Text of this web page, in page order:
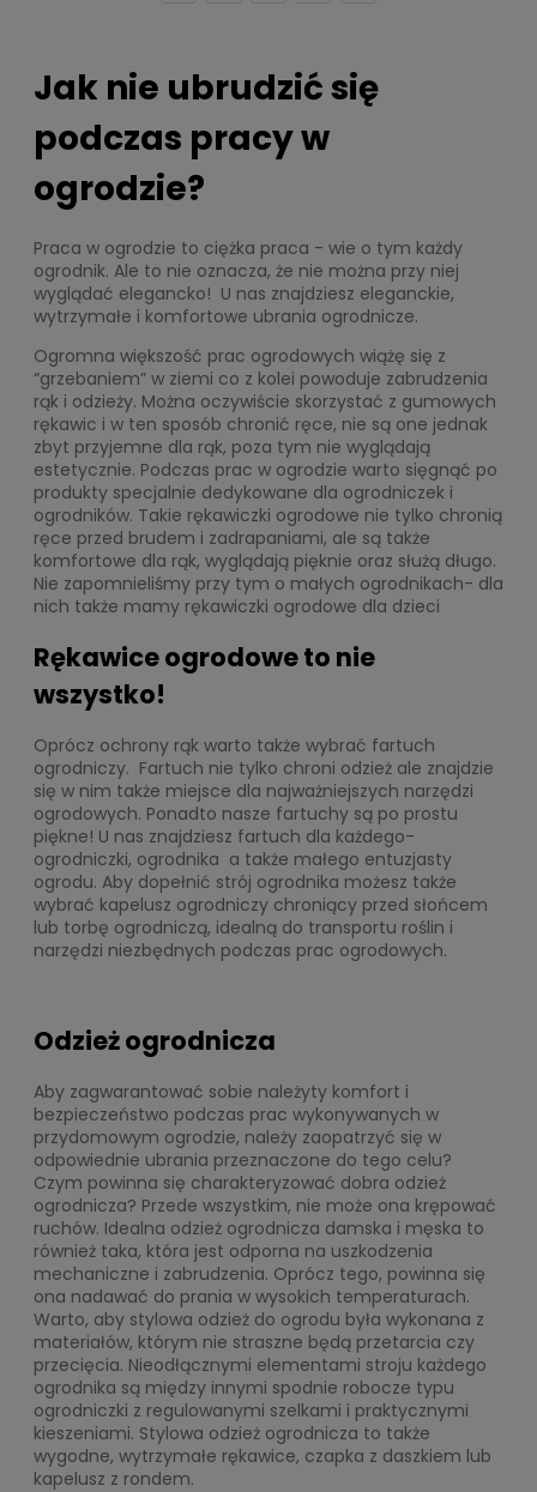
Jak nie ubrudzić się
podczas pracy w
ogrodzie?
Praca w ogrodzie to ciężka praca - wie o tym każdy
ogrodnik. Ale to nie oznacza, że nie można przy niej
wyglądać elegancko! U nas znajdziesz eleganckie,
wytrzymałe i komfortowe ubrania ogrodnicze.
Ogromna większość prac ogrodowych wiążę się z
“grzebaniem” w ziemi co z kolei powoduje zabrudzenia
rąk i odzieży. Można oczywiście skorzystać z gumowych
rękawic i w ten sposób chronić ręce, nie są one jednak
zbyt przyjemne dla rąk, poza tym nie wyglądają
estetycznie. Podczas prac w ogrodzie warto sięgnąć po
produkty specjalnie dedykowane dla ogrodniczek i
ogrodników. Takie rękawiczki ogrodowe nie tylko chronią
ręce przed brudem i zadrapaniami, ale są także
komfortowe dla rąk, wyglądają pięknie oraz służą długo.
Nie zapomnieliśmy przy tym o małych ogrodnikach- dla
nich także mamy rękawiczki ogrodowe dla dzieci
Rękawice ogrodowe to nie
wszystko!
Oprócz ochrony rąk warto także wybrać fartuch
ogrodniczy. Fartuch nie tylko chroni odzież ale znajdzie
się w nim także miejsce dla najważniejszych narzędzi
ogrodowych. Ponadto nasze fartuchy są po prostu
piękne! U nas znajdziesz fartuch dla każdego-
ogrodniczki, ogrodnika a także małego entuzjasty
ogrodu. Aby dopełnić strój ogrodnika możesz także
wybrać kapelusz ogrodniczy chroniący przed słońcem
lub torbę ogrodniczą, idealną do transportu roślin i
narzędzi niezbędnych podczas prac ogrodowych.
Odzież ogrodnicza
Aby zagwarantować sobie należyty komfort i
bezpieczeństwo podczas prac wykonywanych w
przydomowym ogrodzie, należy zaopatrzyć się w
odpowiednie ubrania przeznaczone do tego celu?
Czym powinna się charakteryzować dobra odzież
ogrodnicza? Przede wszystkim, nie może ona krępować
ruchów. Idealna odzież ogrodnicza damska i męska to
również taka, która jest odporna na uszkodzenia
mechaniczne i zabrudzenia. Oprócz tego, powinna się
ona nadawać do prania w wysokich temperaturach.
Warto, aby stylowa odzież do ogrodu była wykonana z
materiałów, którym nie straszne będą przetarcia czy
przecięcia. Nieodłącznymi elementami stroju każdego
ogrodnika są między innymi spodnie robocze typu
ogrodniczki z regulowanymi szelkami i praktycznymi
kieszeniami. Stylowa odzież ogrodnicza to także
wygodne, wytrzymałe rękawice, czapka z daszkiem lub
kapelusz z rondem.